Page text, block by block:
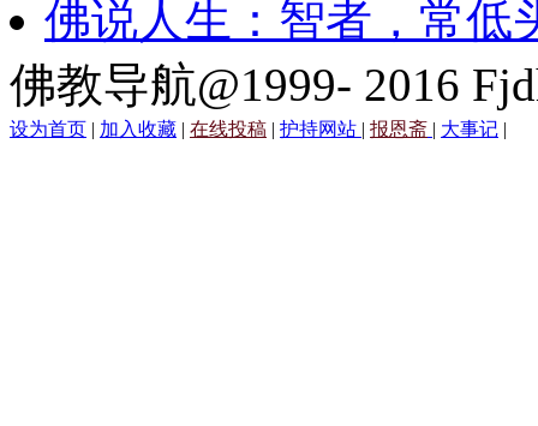
佛说人生：智者，常低
佛教导航@1999- 2016
设为首页 | 加入收藏 | 在线投稿 | 护持网站 | 报恩斋 | 大事记 |